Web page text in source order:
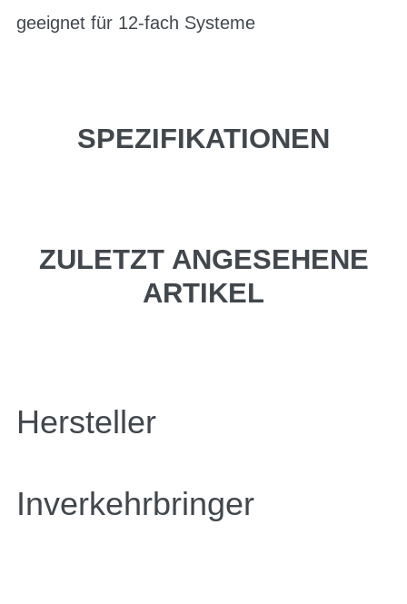
geeignet für 12-fach Systeme
SPEZIFIKATIONEN
ZULETZT ANGESEHENE
ARTIKEL
Hersteller
Inverkehrbringer